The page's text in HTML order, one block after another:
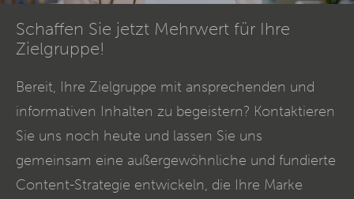
Schaffen Sie jetzt Mehrwert für Ihre
Zielgruppe!
Bereit, Ihre Zielgruppe mit ansprechenden und
informativen Inhalten zu begeistern? Kontaktieren
Sie uns noch heute und lassen Sie uns
gemeinsam eine außergewöhnliche und fundierte
Content-Strategie entwickeln, die Ihre Marke